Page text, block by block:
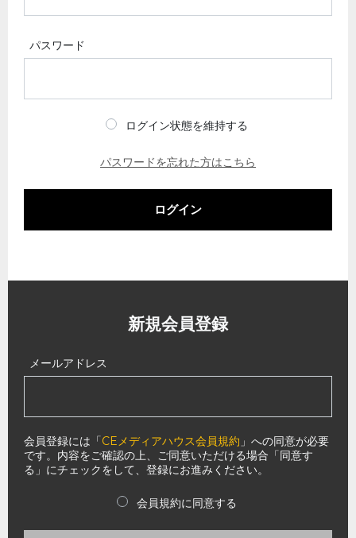
パスワード
ログイン状態を維持する
パスワードを忘れた方はこちら
ログイン
新規会員登録
メールアドレス
会員登録には「CEメディアハウス会員規約 」への同意が必要
です。内容をご確認の上、ご同意いただける場合「同意す
る」にチェックをして、登録にお進みください。
会員規約に同意する